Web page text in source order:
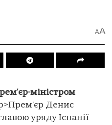
AA
міністром
Денис
уряду Іспанії